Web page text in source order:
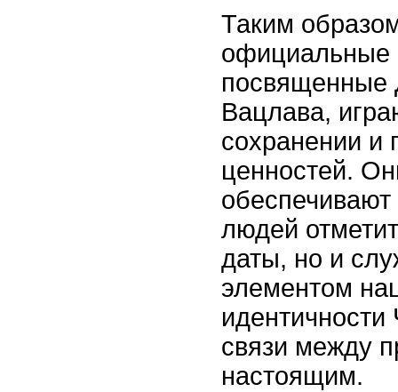
Таким
официальные
посвященные
Вацлава,
сохранении и
ценностей.
людей
даты, но и
элементом
идентичности
связи между
настоящим.